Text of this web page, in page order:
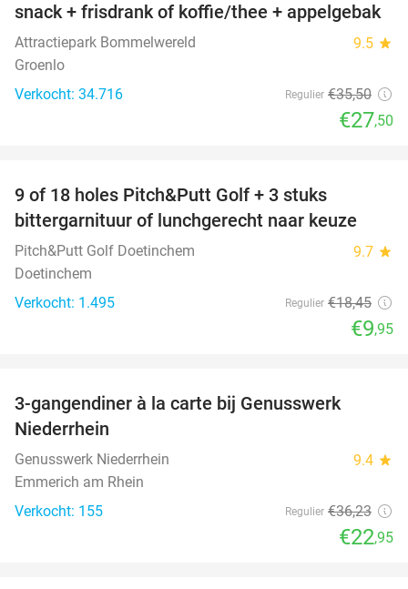
snack + frisdrank of koffie/thee + appelgebak
Attractiepark Bommelwereld 9.5 star
Groenlo
Verkocht: 34.716
Regulier €35,50
€27,50
9 of 18 holes Pitch&Putt Golf + 3 stuks
bittergarnituur of lunchgerecht naar keuze
Pitch&Putt Golf Doetinchem 9.7 star
Doetinchem
Verkocht: 1.495
Regulier €18,45
€9,95
3-gangendiner à la carte bij Genusswerk
Niederrhein
Genusswerk Niederrhein 9.4 star
Emmerich am Rhein
Verkocht: 155
Regulier €36,23
€22,95